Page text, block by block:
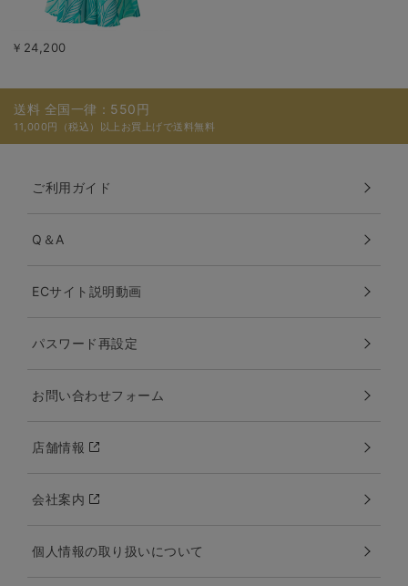
￥24,200
送料 全国一律：550円
11,000円（税込）以上お買上げで送料無料
ご利用ガイド
Q＆A
ECサイト説明動画
パスワード再設定
お問い合わせフォーム
店舗情報
会社案内
個人情報の取り扱いについて